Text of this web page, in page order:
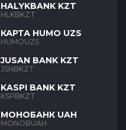
HALYKBANK KZT
HLKBKZT
КАРТА HUMO UZS
HUMOUZS
JUSAN BANK KZT
JSNBKZT
KASPI BANK KZT
KSPBKZT
МОНОБАНК UAH
MONOBUAH